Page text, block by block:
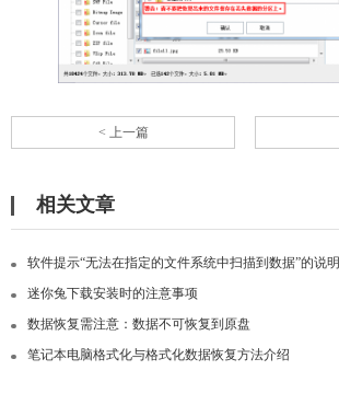
< 上一篇
相关文章
软件提示“无法在指定的文件系统中扫描到数据”的说明
迷你兔下载安装时的注意事项
数据恢复需注意：数据不可恢复到原盘
笔记本电脑格式化与格式化数据恢复方法介绍